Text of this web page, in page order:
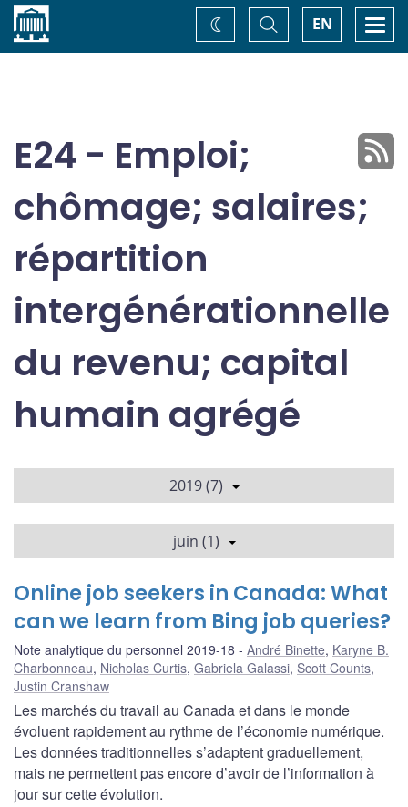
Accueil EN
Basculer
la
recherche
Changez
de
E24 - Emploi;
chômage; salaires;
répartition
intergénérationnelle
du revenu; capital
humain agrégé
2019 (7)
juin (1)
Online job seekers in Canada: What
can we learn from Bing job queries?
Note analytique du personnel 2019-18 André Binette, Karyne B.
Charbonneau, Nicholas Curtis, Gabriela Galassi, Scott Counts,
Justin Cranshaw
Les marchés du travail au Canada et dans le monde
évoluent rapidement au rythme de l’économie numérique.
Les données traditionnelles s’adaptent graduellement,
mais ne permettent pas encore d’avoir de l’information à
jour sur cette évolution.